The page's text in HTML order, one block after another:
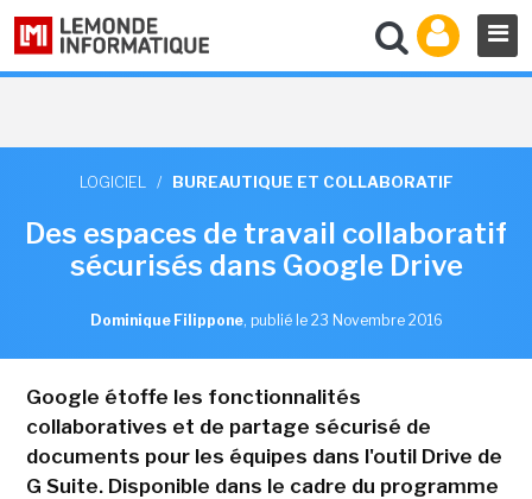
LOGICIEL / BUREAUTIQUE ET COLLABORATIF
Des espaces de travail collaboratif
sécurisés dans Google Drive
Dominique Filippone, publié le 23 Novembre 2016
Google étoffe les fonctionnalités
collaboratives et de partage sécurisé de
documents pour les équipes dans l'outil Drive de
G Suite. Disponible dans le cadre du programme